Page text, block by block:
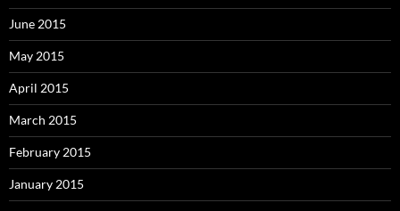
June 2015
May 2015
April 2015
March 2015
February 2015
January 2015